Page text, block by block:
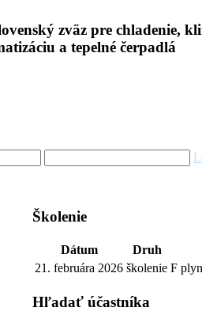
Školenie
Dátum
Druh
21. februára 2026 školenie F
Hľadať účastníka